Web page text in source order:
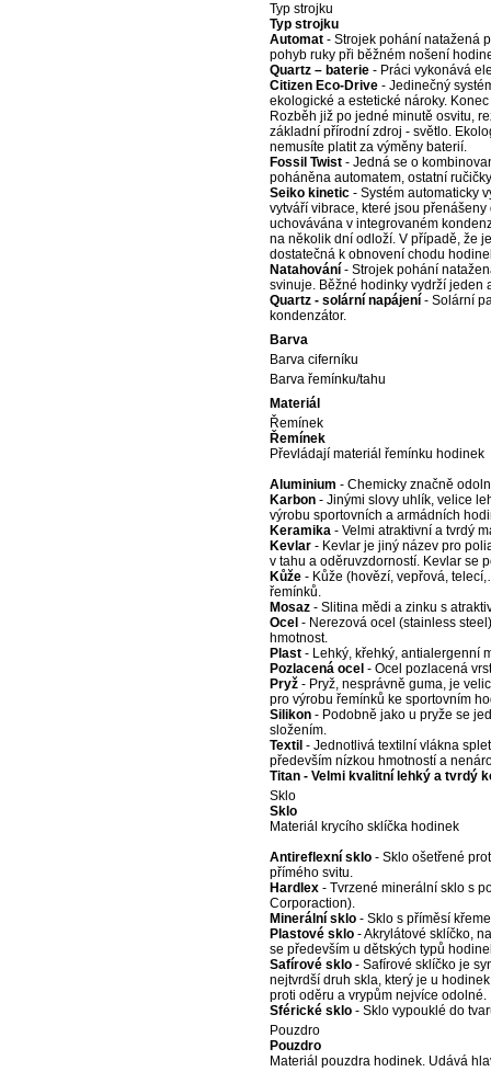
Typ strojku
Typ strojku
Automat - Strojek pohání natažená
pohyb ruky při běžném nošení
Quartz – baterie - Práci vykonává
Citizen Eco-Drive - Jedinečný
ekologické a estetické nároky.
Rozběh již po jedné minutě osvitu,
základní přírodní zdroj - světlo.
nemusíte platit za výměny baterií.
Fossil Twist - Jedná se o
poháněna automatem, ostatní
Seiko kinetic - Systém automaticky
vytváří vibrace, které jsou
uchovávána v integrovaném
na několik dní odloží. V případě, že
dostatečná k obnovení chodu
Natahování - Strojek pohání
svinuje. Běžné hodinky vydrží jeden
Quartz - solární napájení - Solární
kondenzátor.
Barva
Barva ciferníku
Barva řemínku/tahu
Materiál
Řemínek
Řemínek
Převládají materiál řemínku hodinek
Aluminium - Chemicky značně
Karbon - Jinými slovy uhlík, velice
výrobu sportovních a armádních
Keramika - Velmi atraktivní a tvrdý
Kevlar - Kevlar je jiný název pro
v tahu a oděruvzdorností. Kevlar se
Kůže - Kůže (hovězí, vepřová,
řemínků.
Mosaz - Slitina mědi a zinku s
Ocel - Nerezová ocel (stainless
hmotnost.
Plast - Lehký, křehký, antialergenní
Pozlacená ocel - Ocel pozlacená
Pryž - Pryž, nesprávně guma, je
pro výrobu řemínků ke sportovním
Silikon - Podobně jako u pryže se
složením.
Textil - Jednotlivá textilní vlákna
především nízkou hmotností a
Titan - Velmi kvalitní lehký a tvrdý
Sklo
Sklo
Materiál krycího sklíčka hodinek
Antireflexní sklo - Sklo ošetřené
přímého svitu.
Hardlex - Tvrzené minerální sklo s
Corporaction).
Minerální sklo - Sklo s příměsí
Plastové sklo - Akrylátové sklíčko,
se především u dětských typů
Safírové sklo - Safírové sklíčko je
nejtvrdší druh skla, který je u
proti oděru a vrypům nejvíce odolné.
Sférické sklo - Sklo vypouklé do
Pouzdro
Pouzdro
Materiál pouzdra hodinek. Udává